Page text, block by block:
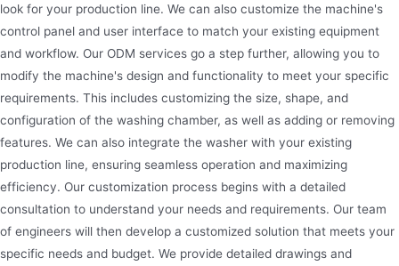
look for your production line. We can also customize the machine's
control panel and user interface to match your existing equipment
and workflow. Our ODM services go a step further, allowing you to
modify the machine's design and functionality to meet your specific
requirements. This includes customizing the size, shape, and
configuration of the washing chamber, as well as adding or removing
features. We can also integrate the washer with your existing
production line, ensuring seamless operation and maximizing
efficiency. Our customization process begins with a detailed
consultation to understand your needs and requirements. Our team
of engineers will then develop a customized solution that meets your
specific needs and budget. We provide detailed drawings and